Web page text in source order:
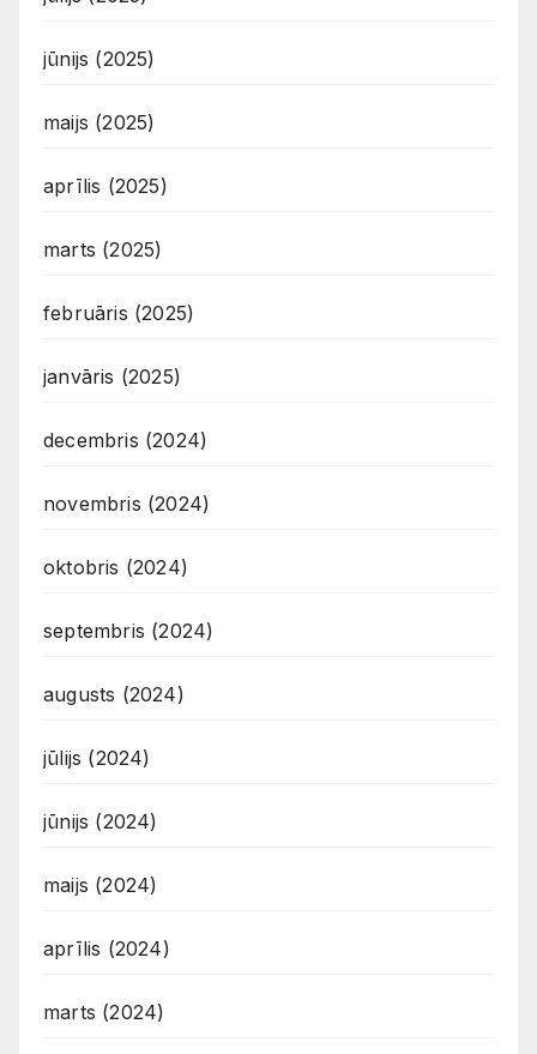
jūnijs (2025)
maijs (2025)
aprīlis (2025)
marts (2025)
februāris (2025)
janvāris (2025)
decembris (2024)
novembris (2024)
oktobris (2024)
septembris (2024)
augusts (2024)
jūlijs (2024)
jūnijs (2024)
maijs (2024)
aprīlis (2024)
marts (2024)